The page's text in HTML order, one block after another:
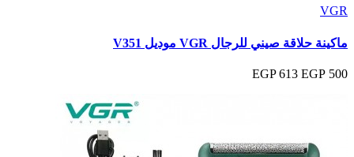
VGR
ماكينة حلاقة صيني للرجال VGR موديل V351
500 EGP
613 EGP